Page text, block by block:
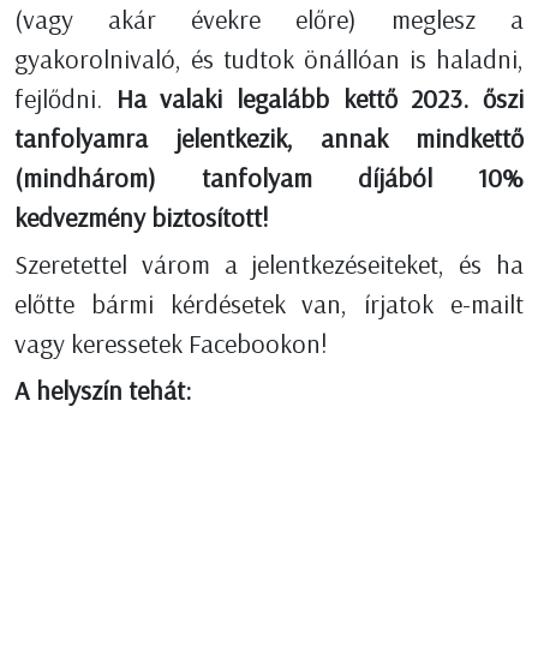
(vagy akár évekre előre) meglesz a
gyakorolnivaló, és tudtok önállóan is haladni,
fejlődni. Ha valaki legalább kettő 2023. őszi
tanfolyamra jelentkezik, annak mindkettő
(mindhárom) tanfolyam díjából 10%
kedvezmény biztosított!
Szeretettel várom a jelentkezéseiteket, és ha
előtte bármi kérdésetek van, írjatok e-mailt
vagy keressetek Facebookon!
A helyszín tehát: